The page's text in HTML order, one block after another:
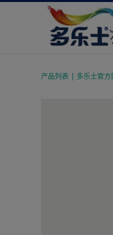
产品列表 | 多乐士官